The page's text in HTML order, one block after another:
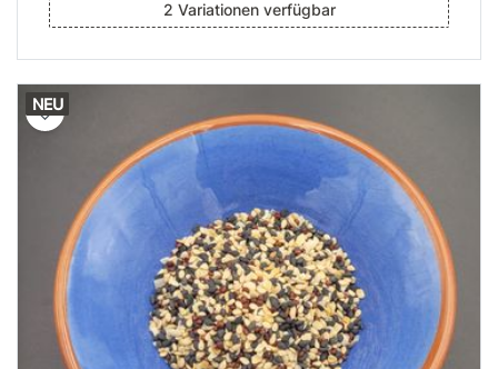
2 Variationen verfügbar
NEU